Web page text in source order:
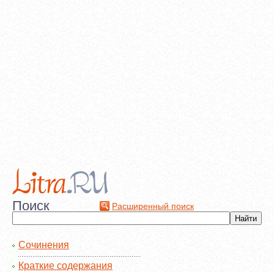
Поиск Расширенный поиск
Сочинения
Краткие содержания